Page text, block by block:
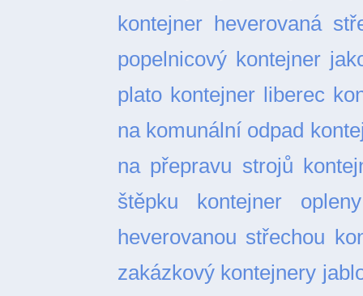
kontejner heverovaná
popelnicový kontejner
plato kontejner liberec
na komunální odpad
na přepravu strojů
štěpku
kontejner opleny
heverovanou střechou
zakázkový kontejnery